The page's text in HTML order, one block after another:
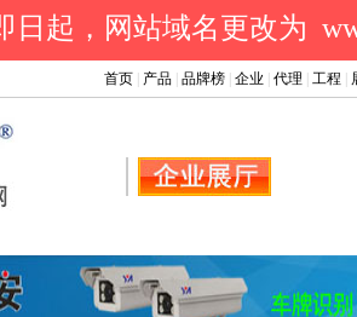
日起，网站域名更改为
首页 产品 品牌榜 企业 代理 工程